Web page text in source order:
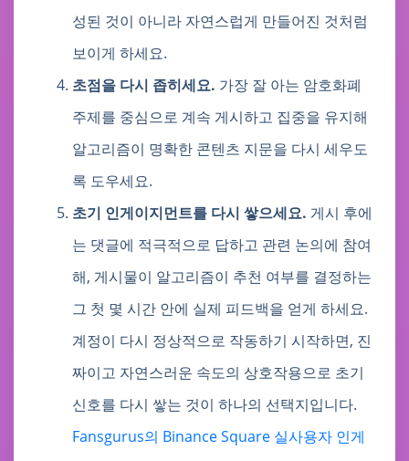
성된 것이 아니라 자연스럽게 만들어진 것처럼
보이게 하세요.
초점을 다시 좁히세요. 가장 잘 아는 암호화폐
주제를 중심으로 계속 게시하고 집중을 유지해
알고리즘이 명확한 콘텐츠 지문을 다시 세우도
록 도우세요.
초기 인게이지먼트를 다시 쌓으세요. 게시 후에
는 댓글에 적극적으로 답하고 관련 논의에 참여
해, 게시물이 알고리즘이 추천 여부를 결정하는
그 첫 몇 시간 안에 실제 피드백을 얻게 하세요.
계정이 다시 정상적으로 작동하기 시작하면, 진
짜이고 자연스러운 속도의 상호작용으로 초기
신호를 다시 쌓는 것이 하나의 선택지입니다.
Fansgurus의 Binance Square 실사용자 인게